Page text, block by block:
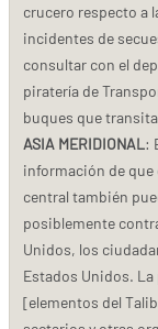
crucero respecto a
incidentes de
consultar con el
piratería de
buques que
ASIA MERIDIONAL:
información de
central también
posiblemente
Unidos, los
Estados Unidos.
[elementos del